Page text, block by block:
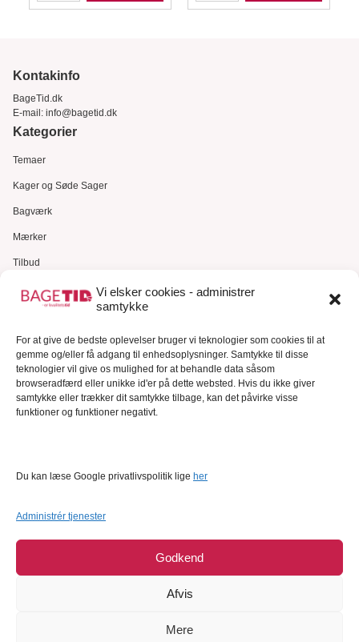
Vi elsker cookies - administrer
samtykke
For at give de bedste oplevelser bruger vi teknologier som cookies til at
gemme og/eller få adgang til enhedsoplysninger. Samtykke til disse
teknologier vil give os mulighed for at behandle data såsom
browseradfærd eller unikke id'er på dette websted. Hvis du ikke giver
samtykke eller trækker dit samtykke tilbage, kan det påvirke visse
funktioner og funktioner negativt.
Du kan læse Google privatlivspolitik lige her
Administrér tjenester
Godkend
Afvis
Mere
Kontakinfo
BageTid.dk
E-mail: info@bagetid.dk
Kategorier
Temaer
Kager og Søde Sager
Bagværk
Mærker
Tilbud
Gavekort
Kundeservice
Kundeservice
FAQ – Ofte stillede spørgsmål
Om Bagetid.dk
Se Fødevarestyrelsens smiley-rapporter